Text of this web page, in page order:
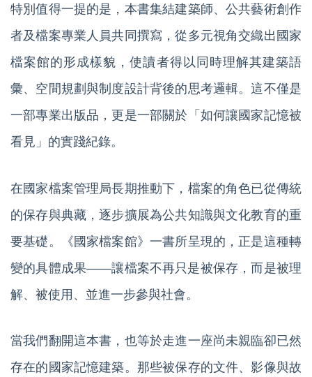
特別值得一提的是，本書集結建築師、公共藝術創作
者及檔案專業人員共同撰寫，從多元視角交織出國家
檔案館的形成樣貌，使讀者得以同時理解其建築語
彙、空間規劃與制度設計背後的思考邏輯。這不僅是
一部專業出版品，更是一部關於「如何讓國家記憶被
看見」的實踐紀錄。
在國家檔案管理局長期推動下，檔案的角色已從傳統
的保存與典藏，逐步擴展為公共知識與文化教育的重
要基礎。《國家檔案館》一書所呈現的，正是這種轉
變的具體成果——讓檔案不再只是被保存，而是被理
解、被使用、並進一步參與社會。
當我們翻開這本書，也等於走進一座尚未親臨卻已然
存在的國家記憶建築。那些被保存的文件、影像與故